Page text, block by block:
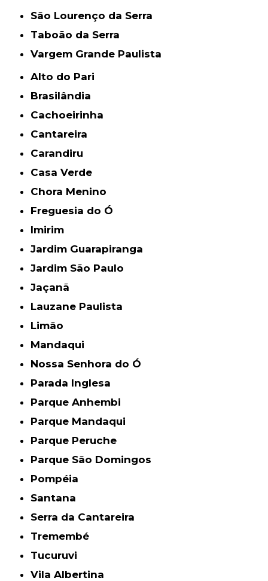
São Lourenço da Serra
Taboão da Serra
Vargem Grande Paulista
Alto do Pari
Brasilândia
Cachoeirinha
Cantareira
Carandiru
Casa Verde
Chora Menino
Freguesia do Ó
Imirim
Jardim Guarapiranga
Jardim São Paulo
Jaçanã
Lauzane Paulista
Limão
Mandaqui
Nossa Senhora do Ó
Parada Inglesa
Parque Anhembi
Parque Mandaqui
Parque Peruche
Parque São Domingos
Pompéia
Santana
Serra da Cantareira
Tremembé
Tucuruvi
Vila Albertina